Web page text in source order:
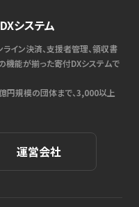
システム
イン決済、支援者管理、領収書
機能が揃った寄付DXシステムで
円規模の団体まで、3,000以上
運営会社